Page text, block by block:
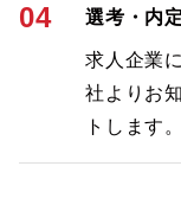
04 選考・内定
求人企業
社よりお
トします。